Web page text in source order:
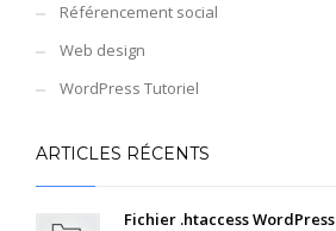
Référencement social
Web design
WordPress Tutoriel
ARTICLES RÉCENTS
Fichier .htaccess WordPress